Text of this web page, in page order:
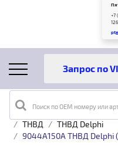
+7
126
Поиск по OEM номеру или
Главная Каталог товаров
ТНВД
ТНВД Delphi
9044A150A ТНВД Delphi